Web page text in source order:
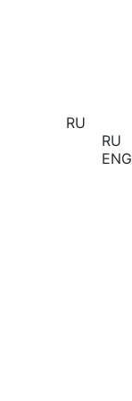
RU
RU
ENG